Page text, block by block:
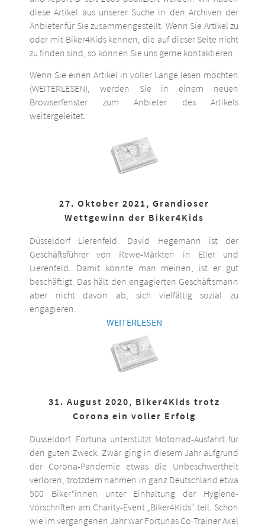
diese Artikel aus unserer Suche in den Archiven der
Anbieter für Sie zusammengestellt. Wenn Sie Artikel zu
oder mit Biker4Kids kennen, die auf dieser Seite nicht
zu finden sind, so können Sie uns gerne kontaktieren.
Wenn Sie einen Artikel in voller Länge lesen möchten
(WEITERLESEN), werden Sie in einem neuen
Browserfenster zum Anbieter des Artikels
weitergeleitet.
27. Oktober 2021, Grandioser
Wettgewinn der Biker4Kids
Düsseldorf Lierenfeld. David Hegemann ist der
Geschäftsführer von Rewe-Märkten in Eller und
Lierenfeld. Damit könnte man meinen, ist er gut
beschäftigt. Das hält den engagierten Geschäftsmann
aber nicht davon ab, sich vielfältig sozial zu
engagieren.
WEITERLESEN
31. August 2020, Biker4Kids trotz
Corona ein voller Erfolg
Düsseldorf. Fortuna unterstützt Motorrad-Ausfahrt für
den guten Zweck. Zwar ging in diesem Jahr aufgrund
der Corona-Pandemie etwas die Unbeschwertheit
verloren, trotzdem nahmen in ganz Deutschland etwa
500 Biker*innen unter Einhaltung der Hygiene-
Vorschriften am Charity-Event „Biker4Kids“ teil. Schon
wie im vergangenen Jahr war Fortunas Co-Trainer Axel